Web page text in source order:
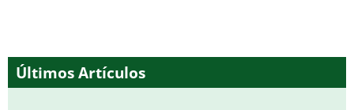
Últimos Artículos